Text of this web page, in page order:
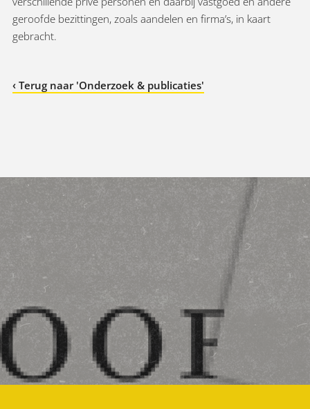
geroofde bezittingen, zoals aandelen en firma’s, in kaart
gebracht.
‹ Terug naar 'Onderzoek & publicaties'